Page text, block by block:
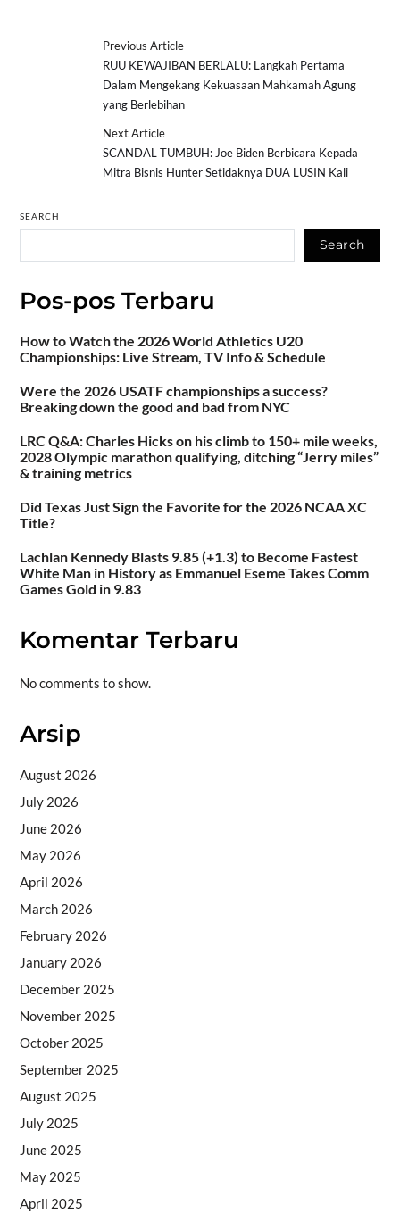
Previous Article
RUU KEWAJIBAN BERLALU: Langkah Pertama
Dalam Mengekang Kekuasaan Mahkamah Agung
yang Berlebihan
Next Article
SCANDAL TUMBUH: Joe Biden Berbicara Kepada
Mitra Bisnis Hunter Setidaknya DUA LUSIN Kali
SEARCH
Search
Pos-pos Terbaru
How to Watch the 2026 World Athletics U20
Championships: Live Stream, TV Info & Schedule
Were the 2026 USATF championships a success?
Breaking down the good and bad from NYC
LRC Q&A: Charles Hicks on his climb to 150+ mile weeks,
2028 Olympic marathon qualifying, ditching “Jerry miles”
& training metrics
Did Texas Just Sign the Favorite for the 2026 NCAA XC
Title?
Lachlan Kennedy Blasts 9.85 (+1.3) to Become Fastest
White Man in History as Emmanuel Eseme Takes Comm
Games Gold in 9.83
Komentar Terbaru
No comments to show.
Arsip
August 2026
July 2026
June 2026
May 2026
April 2026
March 2026
February 2026
January 2026
December 2025
November 2025
October 2025
September 2025
August 2025
July 2025
June 2025
May 2025
April 2025